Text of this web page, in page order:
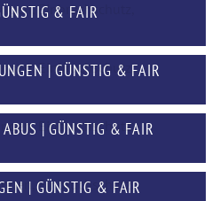
& FAIR
| GÜNSTIG & FAIR
| GÜNSTIG & FAIR
| GÜNSTIG & FAIR